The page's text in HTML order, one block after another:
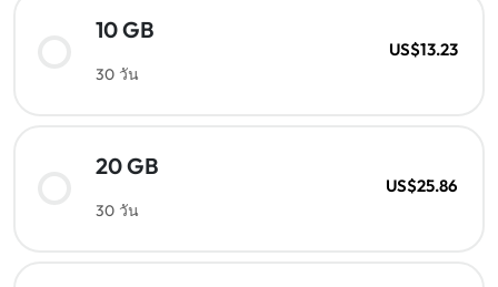
10 GB
30 วัน
US$13.23
20 GB
30 วัน
US$25.86